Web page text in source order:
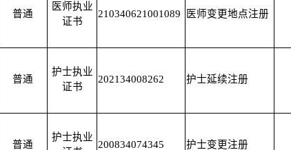
普通
医师执业
证书
210340621001089 医师变更地点注册
普通
护士执业
证书
202134008262 护士延续注册
普通
护士执业
200834074345 护士变更注册